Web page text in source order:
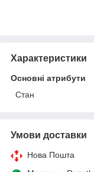
Характеристики
Основні атрибути
Стан
Умови доставки
Нова Пошта